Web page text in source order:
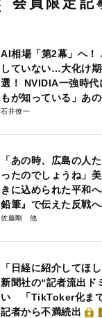
AI相場「第2幕」へ！
していない…大化け
選！ NVIDIA一強時
もが知っている」あ
石井僚一
「あの時、広島の人
ったのでしょうね」
きに込められた平和
鉛筆』で伝えた反戦
佐藤剛
「日経に紹介してほ
新聞社の“記者流出ド
い 「TikToker化ま
記者から不満続出